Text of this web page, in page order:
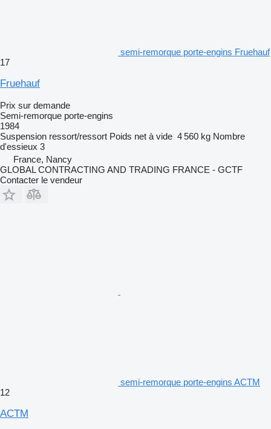
semi-remorque porte-engins Fruehauf
17
Fruehauf
Prix sur demande
Semi-remorque porte-engins
1984
Suspension ressort/ressort Poids net à vide 4 560 kg Nombre
d'essieux 3
France, Nancy
GLOBAL CONTRACTING AND TRADING FRANCE - GCTF
Contacter le vendeur
semi-remorque porte-engins ACTM
12
ACTM